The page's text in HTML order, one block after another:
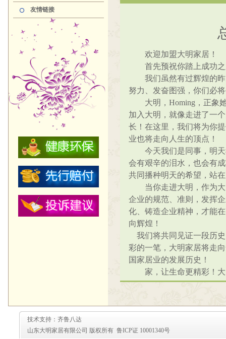
友情链接
欢迎加盟大明家居！
首先预祝你踏上成功
我们虽然有过辉煌的
努力、发奋图强，你们必
大明， Homing ，正象
加入大明，就像走进了一
长！在这里，我们将为你
业也将走向人生的顶点！
今天我们是同事，明
会有艰辛的泪水，也会有
共同播种明天的希望，站
当你走进大明，作为
企业的规范、准则，发挥
化、铸造企业精神，才能
向辉煌！
我们将共同见证一段历
彩的一笔，大明家居将走
国家居业的发展历史！
家，让生命更精彩！
技术支持：齐鲁八达
山东大明家居有限公司 版权所有 鲁ICP证 10001340号